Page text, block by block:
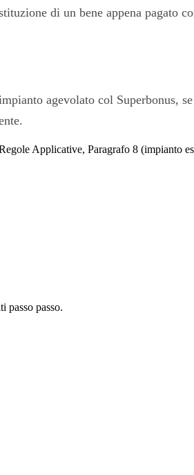
di un bene appena pagato
agevolato col Superbonus,
Applicative, Paragrafo 8 (impianto
passo passo.